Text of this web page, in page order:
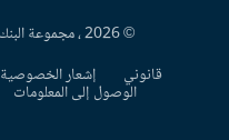
© 2026 ، مجموعة البنك الدولي جميع الحقوق محفوظة.
قانوني
إشعار الخصوصية
الوصول إلى المعلومات